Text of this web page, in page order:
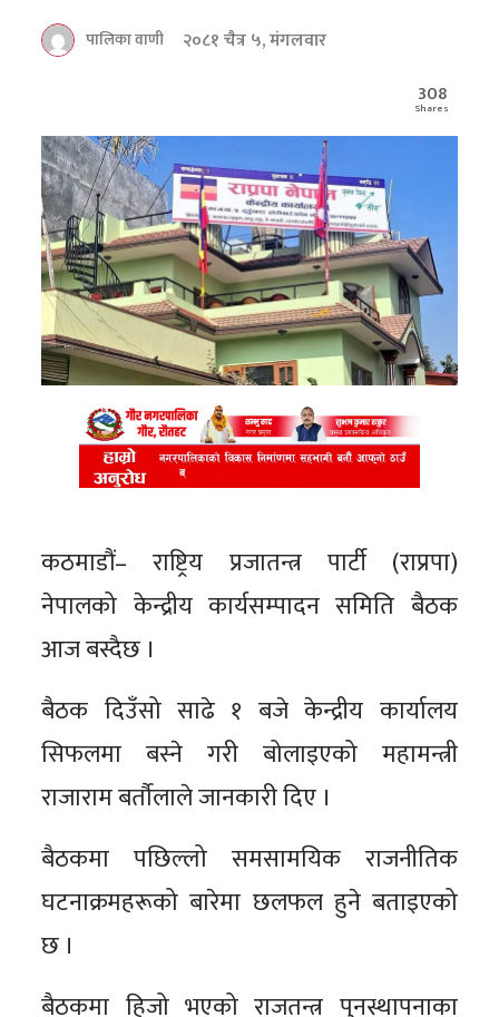
पालिका वाणी
२०८१ चैत्र ५, मंगलवार
308
Shares
कठमाडौं– राष्ट्रिय प्रजातन्त्र पार्टी (राप्रपा)
नेपालको केन्द्रीय कार्यसम्पादन समिति बैठक
आज बस्दैछ ।
बैठक दिउँसो साढे १ बजे केन्द्रीय कार्यालय
सिफलमा बस्ने गरी बोलाइएको महामन्त्री
राजाराम बर्तौलाले जानकारी दिए ।
बैठकमा पछिल्लो समसामयिक राजनीतिक
घटनाक्रमहरूको बारेमा छलफल हुने बताइएको
छ ।
बैठकमा हिजो भएको राजतन्त्र पुनस्थापनाका